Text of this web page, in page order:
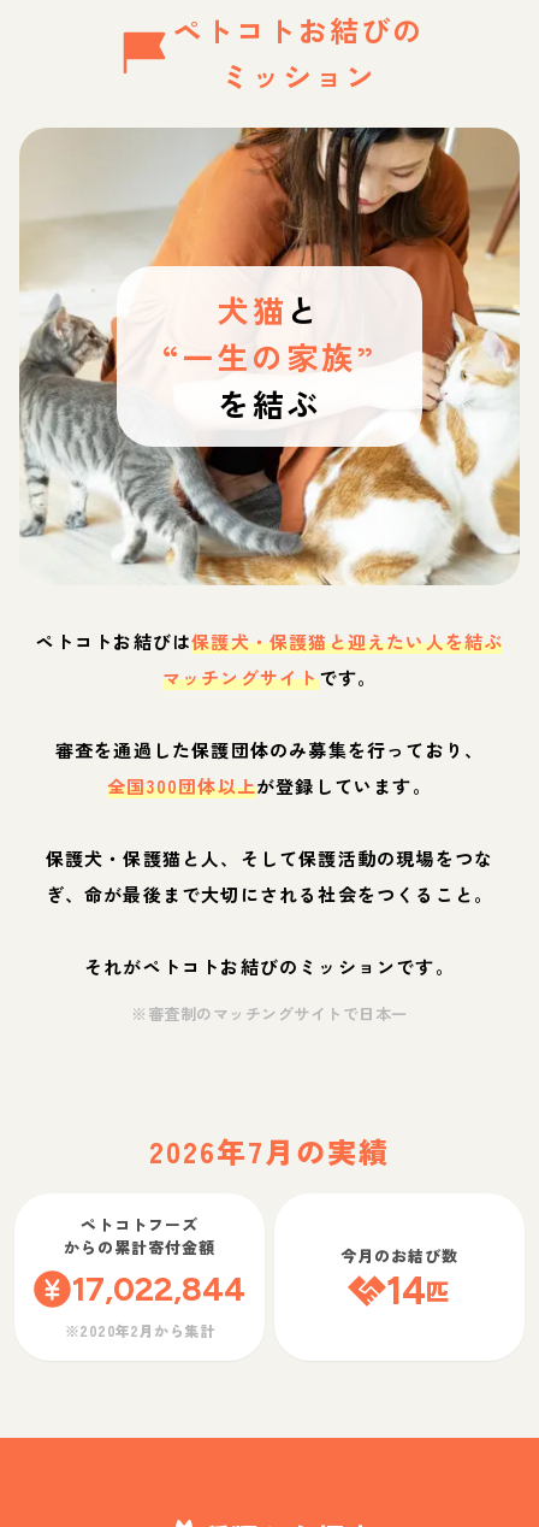
ペトコトお結びの
ミッション
犬猫 と
“一生の家族”
を結ぶ
ペトコトお結びは保護犬・保護猫と迎えたい人を結ぶ
マッチングサイトです。
審査を通過した保護団体のみ募集を行っており、
全国300団体以上が登録しています。
保護犬・保護猫と人、そして保護活動の現場をつな
ぎ、命が最後まで大切にされる社会をつくること。
それがペトコトお結びのミッションです。
※審査制のマッチングサイトで日本一
2026年7月の実績
ペトコトフーズ
からの累計寄付金額
17,022,844
※2020年2月から集計
今月のお結び数
14匹